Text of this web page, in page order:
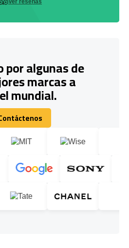
por algunas de
marcas a
mundial.